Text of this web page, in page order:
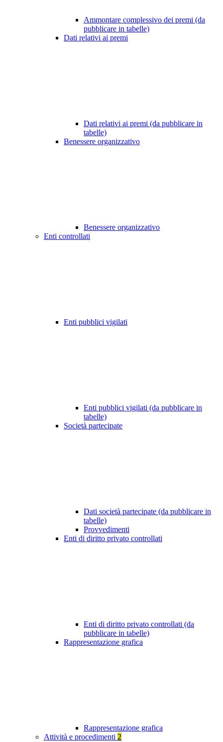
Ammontare complessivo dei premi (da
pubblicare in tabelle)
Dati relativi ai premi
Dati relativi ai premi (da pubblicare in
tabelle)
Benessere organizzativo
Benessere organizzativo
Enti controllati
Enti pubblici vigilati
Enti pubblici vigilati (da pubblicare in
tabelle)
Società partecipate
Dati società partecipate (da pubblicare in
tabelle)
Provvedimenti
Enti di diritto privato controllati
Enti di diritto privato controllati (da
pubblicare in tabelle)
Rappresentazione grafica
Rappresentazione grafica
Attività e procedimenti 2